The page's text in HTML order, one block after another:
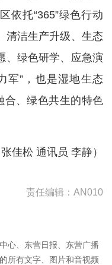
依托“365”绿色行动
清洁生产升级、生态
、绿色研学、应急演
军”，也是湿地生态
合、绿色共生的特色
佳松 通讯员 李静）
责任编辑：AN010
心、东营日报、东营广播
所有文字、图片和音视频